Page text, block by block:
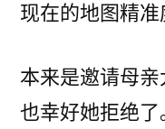
现在的地图精准
本来是邀请母亲
也幸好她拒绝